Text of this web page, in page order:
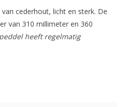
cederhout, licht en sterk. De
van 310 millimeter en 360
heeft regelmatig